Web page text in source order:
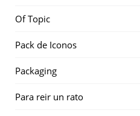
Of Topic
Pack de Iconos
Packaging
Para reir un rato